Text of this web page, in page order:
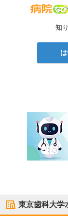
知
東京歯科大学